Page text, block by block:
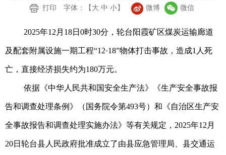
打印
字体：【 大 中 小】 微博 微信
2025年12月18日0时30分，轮台阳霞矿区煤炭运输廊道
及配套附属设施一期工程“12·18”物体打击事故，造成1人死
亡，直接经济损失约为180万元。
依据《中华人民共和国安全生产法》《生产安全事故报
告和调查处理条例》（国务院令第493号）和《自治区生产安
全事故报告和调查处理实施办法》等有关规定，2025年12月
20日轮台县人民政府批准成立了由县应急管理局、县交通运